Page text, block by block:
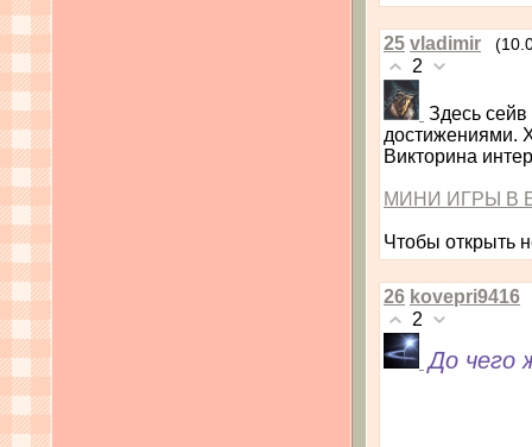
25 vladimir
2
Здесь
достижениями.
Викторина
МИНИ ИГРЫ В
Чтобы открыть
26 kovepri9416
2
До чего